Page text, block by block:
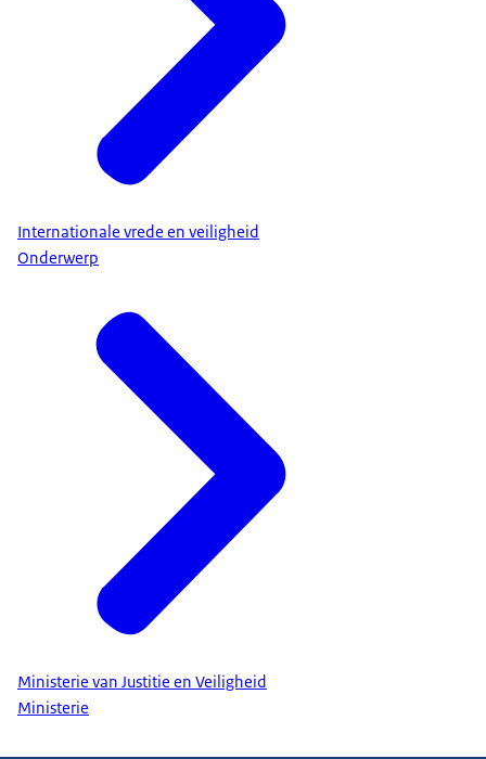
Internationale vrede en veiligheid
Onderwerp
Ministerie van Justitie en Veiligheid
Ministerie